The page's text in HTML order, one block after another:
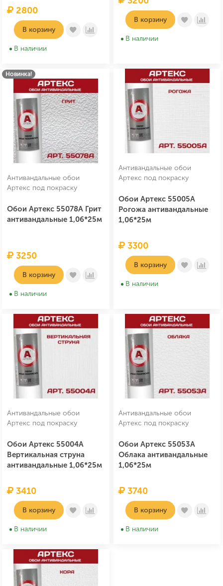
2800
В корзину
В наличии
В корзину
В наличии
Новинка!
Антивандальные обои
Артекс под покраску
Обои Артекс 55078А Грит
антивандальные 1,06*25м
3250
В корзину
В наличии
Антивандальные обои
Артекс под покраску
Обои Артекс 55005А
Рогожа антивандальные
1,06*25м
3300
В корзину
В наличии
Антивандальные обои
Артекс под покраску
Обои Артекс 55004А
Вертикальная струна
антивандальные 1,06*25м
3410
В корзину
В наличии
Антивандальные обои
Артекс под покраску
Обои Артекс 55053A
Облака антивандальные
1,06*25м
3740
В корзину
В наличии